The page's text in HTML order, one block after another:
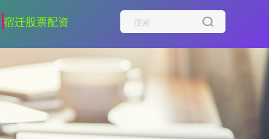
宿迁股票配资